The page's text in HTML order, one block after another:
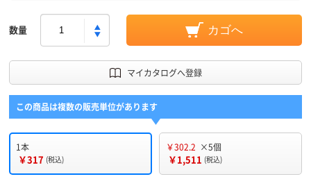
数量 カゴへ
マイカタログへ登録
この商品は複数の販売単位があります
1本
￥317 (税込)
￥302.2 ×5個
￥1,511 (税込)